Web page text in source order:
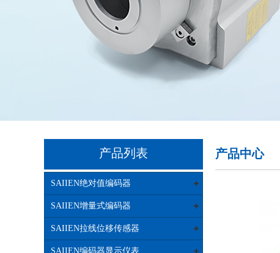
产品列表
SAIIEN绝对值编码器
SAIIEN增量式编码器
SAIIEN拉线位移传感器
SAIIEN编码器显示仪表
产品中心